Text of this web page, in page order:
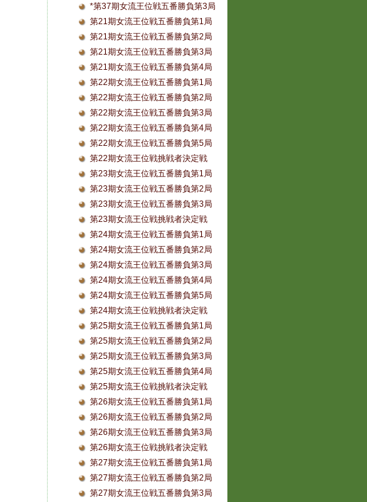
*第37期女流王位戦五番勝負第3局
第21期女流王位戦五番勝負第1局
第21期女流王位戦五番勝負第2局
第21期女流王位戦五番勝負第3局
第21期女流王位戦五番勝負第4局
第22期女流王位戦五番勝負第1局
第22期女流王位戦五番勝負第2局
第22期女流王位戦五番勝負第3局
第22期女流王位戦五番勝負第4局
第22期女流王位戦五番勝負第5局
第22期女流王位戦挑戦者決定戦
第23期女流王位戦五番勝負第1局
第23期女流王位戦五番勝負第2局
第23期女流王位戦五番勝負第3局
第23期女流王位戦挑戦者決定戦
第24期女流王位戦五番勝負第1局
第24期女流王位戦五番勝負第2局
第24期女流王位戦五番勝負第3局
第24期女流王位戦五番勝負第4局
第24期女流王位戦五番勝負第5局
第24期女流王位戦挑戦者決定戦
第25期女流王位戦五番勝負第1局
第25期女流王位戦五番勝負第2局
第25期女流王位戦五番勝負第3局
第25期女流王位戦五番勝負第4局
第25期女流王位戦挑戦者決定戦
第26期女流王位戦五番勝負第1局
第26期女流王位戦五番勝負第2局
第26期女流王位戦五番勝負第3局
第26期女流王位戦挑戦者決定戦
第27期女流王位戦五番勝負第1局
第27期女流王位戦五番勝負第2局
第27期女流王位戦五番勝負第3局